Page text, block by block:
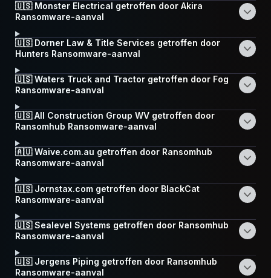
🇺🇸 Monster Electrical getroffen door Akira
Ransomware-aanval
🇺🇸 Dorner Law & Title Services getroffen door
Hunters Ransomware-aanval
🇺🇸 Waters Truck and Tractor getroffen door Fog
Ransomware-aanval
🇺🇸 All Construction Group WV getroffen door
Ransomhub Ransomware-aanval
🇦🇺 Waive.com.au getroffen door Ransomhub
Ransomware-aanval
🇺🇸 Jornstax.com getroffen door BlackCat
Ransomware-aanval
🇺🇸 Sealevel Systems getroffen door Ransomhub
Ransomware-aanval
🇺🇸 Jergens Piping getroffen door Ransomhub
Ransomware-aanval